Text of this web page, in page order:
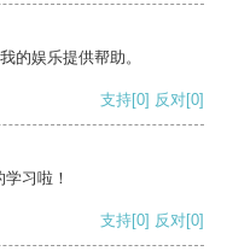
的娱乐提供帮助。
支持[0] 反对[0]
习啦！
支持[0] 反对[0]